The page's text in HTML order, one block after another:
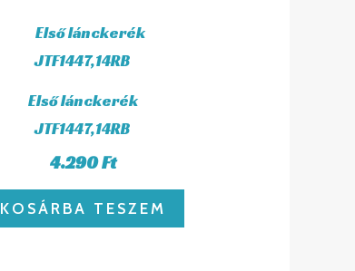
Első lánckerék
JTF1447,14RB
4.290Ft
KOSÁRBA TESZEM